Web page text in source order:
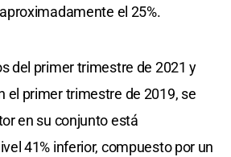
el 25%.
del primer trimestre de 2021 y
el primer trimestre de 2019, se
en su conjunto está
41% inferior, compuesto por un